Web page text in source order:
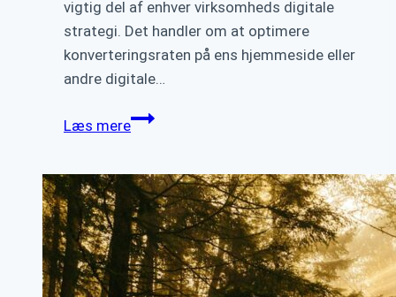
vigtig del af enhver virksomheds digitale
strategi. Det handler om at optimere
konverteringsraten på ens hjemmeside eller
andre digitale…
Læs mereOptimer
med
CRO
–
Hvad
er